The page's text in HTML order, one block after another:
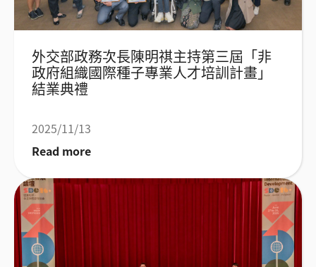
外交部政務次長陳明祺主持第三屆「非
政府組織國際種子專業人才培訓計畫」
結業典禮
2025/11/13
Read more